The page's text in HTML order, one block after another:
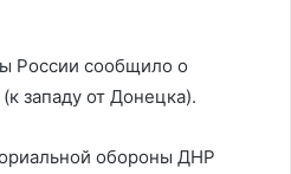
России сообщило о
западу от Донецка).
обороны ДНР